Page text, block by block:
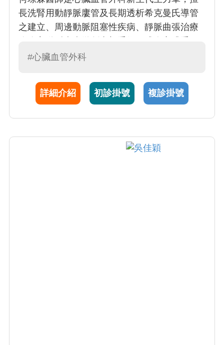
長洗腎用動靜脈廔管及長期透析希克曼氏導管
之建立、周邊動脈阻塞性疾病、靜脈曲張治療
術、心肺重症患者之葉克膜體外維生系統置
#心臟血管外科
詳細介紹 初診掛號 複診掛號